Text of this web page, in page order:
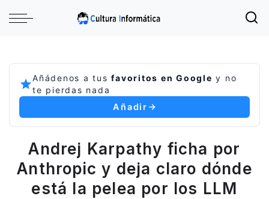
Añádenos a tusfavoritos en Google y no
te pierdas nada
Añadir
Andrej Karpathy ficha por
Anthropic y deja claro dónde
está la pelea por los LLM